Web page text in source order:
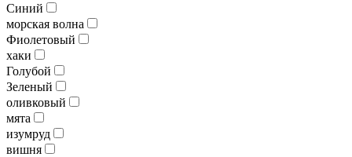
Синий
морская волна
Фиолетовый
хаки
Голубой
Зеленый
оливковый
мята
изумруд
вишня